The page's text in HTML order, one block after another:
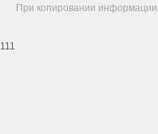
При копировании
111